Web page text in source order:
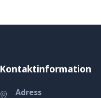
Kontaktinformation
Adress